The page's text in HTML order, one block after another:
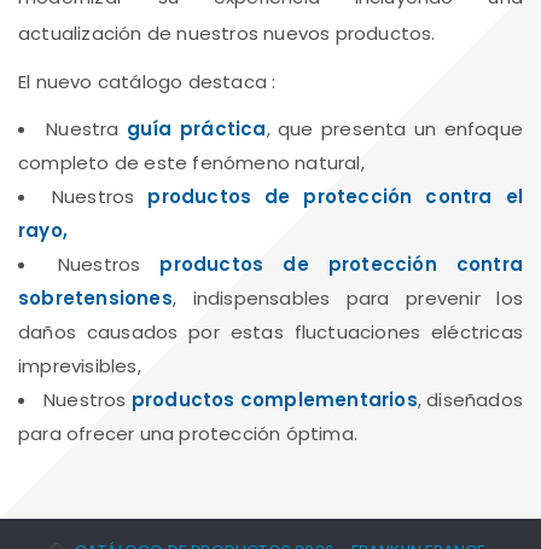
actualización de nuestros nuevos productos.
El nuevo catálogo destaca :
Nuestra guía práctica, que presenta un enfoque
completo de este fenómeno natural,
Nuestros productos de protección contra el
rayo,
Nuestros productos de protección contra
sobretensiones, indispensables para prevenir los
daños causados por estas fluctuaciones eléctricas
imprevisibles,
Nuestros productos complementarios, diseñados
para ofrecer una protección óptima.